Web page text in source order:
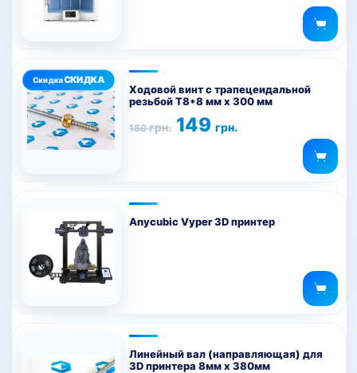
Ходовой винт с трапецеидальной
резьбой T8*8 мм х 300 мм
180грн.
Первоначальная
цена
149грн.
Текущая
цена:
Anycubic Vyper 3D принтер
Линейный вал (направляющая) для
3D принтера 8мм х 380мм